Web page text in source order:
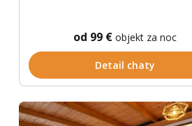
od 99 €objekt za noc
Detail chaty